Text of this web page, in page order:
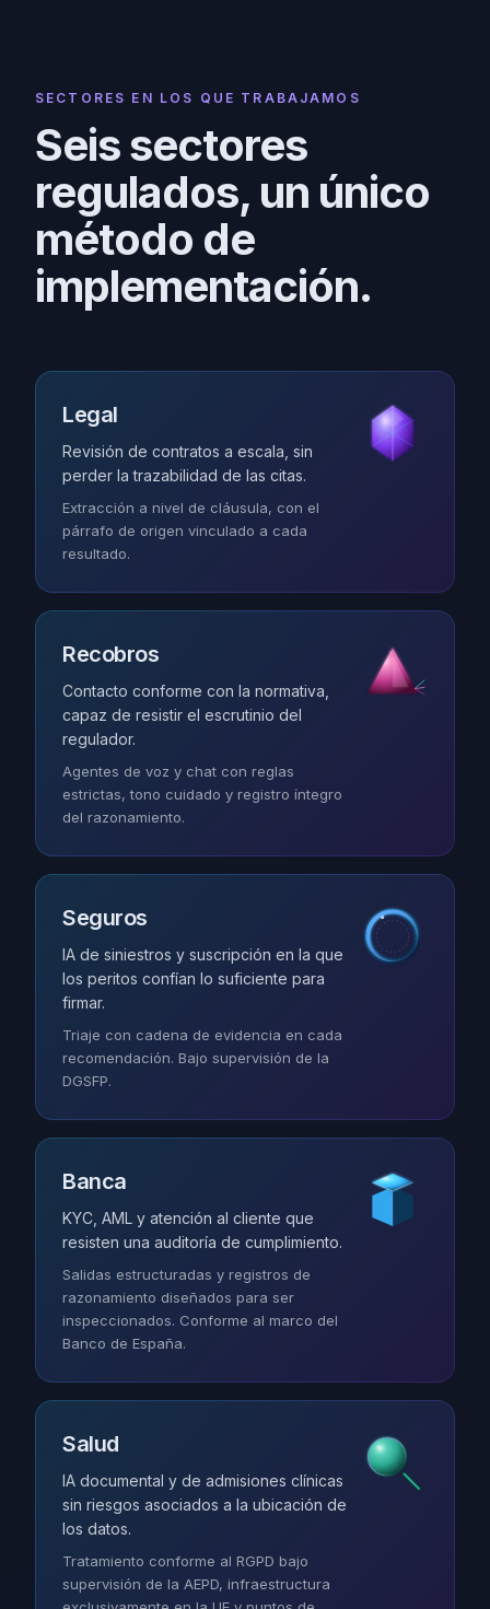
SECTORES EN LOS QUE TRABAJAMOS
Seis sectores
regulados, un único
método de
implementación.
Legal
Revisión de contratos a escala, sin
perder la trazabilidad de las citas.
Extracción a nivel de cláusula, con el
párrafo de origen vinculado a cada
resultado.
Recobros
Contacto conforme con la normativa,
capaz de resistir el escrutinio del
regulador.
Agentes de voz y chat con reglas
estrictas, tono cuidado y registro íntegro
del razonamiento.
Seguros
IA de siniestros y suscripción en la que
los peritos confían lo suficiente para
firmar.
Triaje con cadena de evidencia en cada
recomendación. Bajo supervisión de la
DGSFP.
Banca
KYC, AML y atención al cliente que
resisten una auditoría de cumplimiento.
Salidas estructuradas y registros de
razonamiento diseñados para ser
inspeccionados. Conforme al marco del
Banco de España.
Salud
IA documental y de admisiones clínicas
sin riesgos asociados a la ubicación de
los datos.
Tratamiento conforme al RGPD bajo
supervisión de la AEPD, infraestructura